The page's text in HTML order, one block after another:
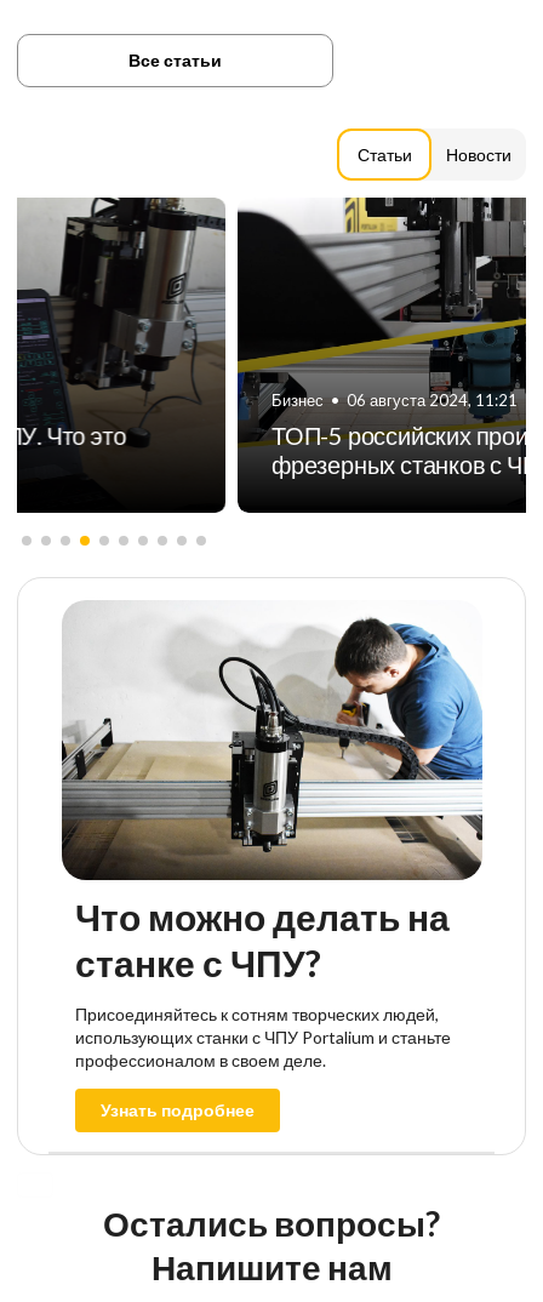
Статьи Новости
Все статьи
Бизнес 06 августа 2024, 11:21
ТОП-5 российских производителей
фрезерных станков с ЧПУ
Что можно делать на
станке с ЧПУ?
Присоединяйтесь к сотням творческих людей,
использующих станки с ЧПУ Portalium и станьте
профессионалом в своем деле.
Узнать подробнее
Остались вопросы?
Напишите нам